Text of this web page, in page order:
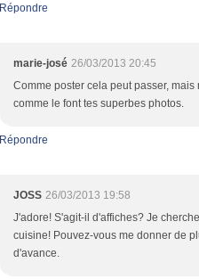
Répondre
marie-josé 26/03/2013 20:45
Comme poster cela peut passer,
comme le font tes superbes photos.
Répondre
JOSS 26/03/2013 19:58
J'adore! S'agit-il d'affiches? Je
cuisine! Pouvez-vous me donner de
d'avance.